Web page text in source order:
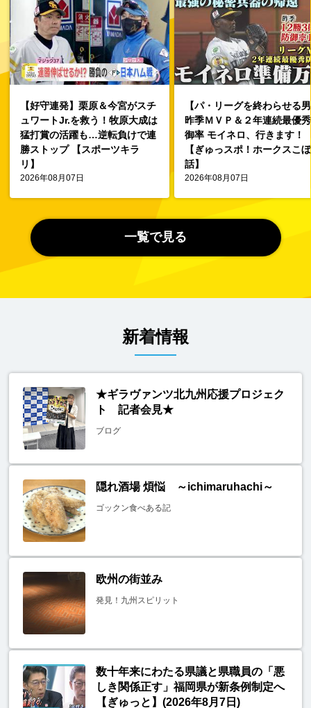
【好守連発】栗原＆今宮がスチ
ュワートJr.を救う！牧原大成は
猛打賞の活躍も…逆転負けで連
勝ストップ 【スポーツキラ
リ】
2026年08月07日
【パ・リーグを終わらせる
昨季ＭＶＰ＆２年連続最優
御率 モイネロ、行きます！
【ぎゅっスポ！ホークスこ
話】
2026年08月07日
一覧で見る
新着情報
★ギラヴァンツ北九州応援プロジェク
ト 記者会見★
ブログ
隠れ酒場 煩悩 ～ichimaruhachi～
ゴックン食べある記
欧州の街並み
発見！九州スピリット
数十年来にわたる県議と県職員の「悪
しき関係正す」福岡県が新条例制定へ
【ぎゅっと】(2026年8月7日)